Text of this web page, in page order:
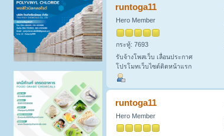
runtoga11
Hero Member
กระทู้: 7693
รับจ้างโพสเว็บ เลื่อนประกาศ
โปรโมทเว็บไซต์ติดหน้าแรก
runtoga11
Hero Member